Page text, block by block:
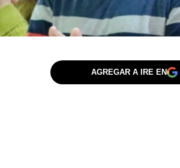
AGREGAR A IRE EN